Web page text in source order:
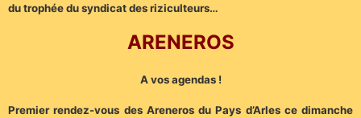
du trophée du syndicat des riziculteurs…
ARENEROS
A vos agendas !
Premier rendez-vous des Areneros du Pays d’Arles ce dimanche